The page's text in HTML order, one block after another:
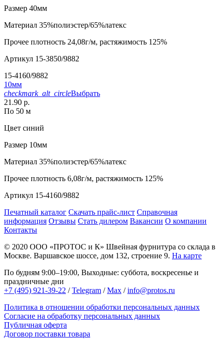
Размер 40мм
Материал 35%полиэстер/65%латекс
Прочее плотность 24,08г/м, растяжимость 125%
Артикул 15-3850/9882
15-4160/9882
10мм
checkmark_alt_circleВыбрать
21.90 р.
По 50 м
Цвет синий
Размер 10мм
Материал 35%полиэстер/65%латекс
Прочее плотность 6,08г/м, растяжимость 125%
Артикул 15-4160/9882
Печатный каталог Скачать прайс-лист Справочная
информация Отзывы Стать дилером Вакансии О компании
Контакты
© 2020 ООО «ПРОТОС и К» Швейная фурнитура со склада в
Москве. Варшавское шоссе, дом 132, строение 9. На карте
По будням 9:00–19:00, Выходные: суббота, воскресенье и
праздничные дни
+7 (495) 921-39-22 /Telegram /Max /info@protos.ru
Политика в отношении обработки персональных данных
Согласие на обработку персональных данных
Публичная оферта
Договор поставки товара